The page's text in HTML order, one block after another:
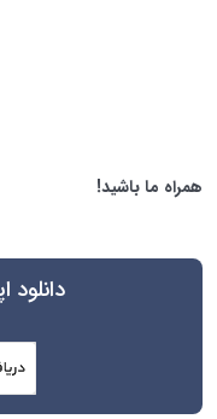
همراه ما باشید!